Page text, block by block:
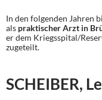
In den folgenden Jahren
als praktischer Arzt in
er dem Kriegsspital/
zugeteilt.
SCHEIBER,